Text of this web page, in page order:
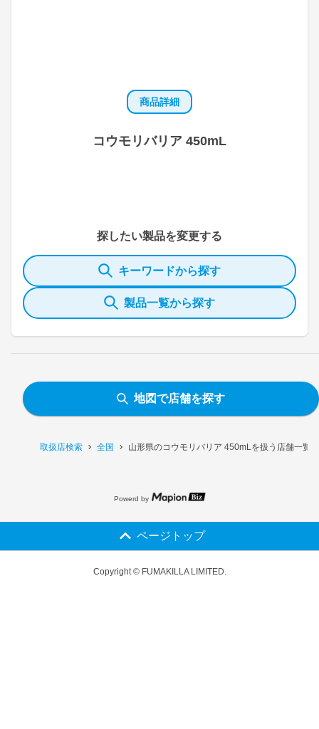
取扱店検索 全国 山形県のコウモリバリア 450mLを扱う店舗一覧
商品詳細
コウモリバリア 450mL
探したい製品を変更する
キーワードから探す
製品一覧から探す
地図で店舗を探す
Powerd by
ページトップ
Copyright © FUMAKILLA LIMITED.